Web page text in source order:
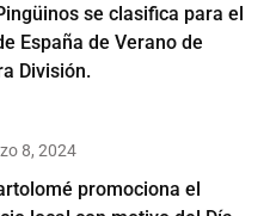
se clasifica para el
España de Verano de
División.
8, 2024
promociona el